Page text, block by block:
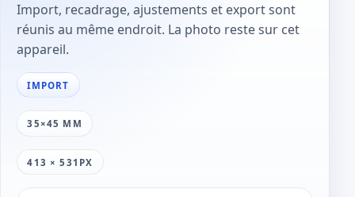
Import, recadrage, ajustements et export sont
réunis au même endroit. La photo reste sur cet
appareil.
IMPORT
35×45 MM
413 × 531PX